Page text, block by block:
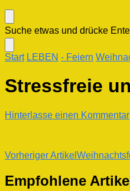
Suchst
du
nach
etwas?
Suche etwas und drücke
Start LEBEN - Feiern
Stressfreie
Hinterlasse einen Kommentar
Vorheriger Artikel
Empfohlene